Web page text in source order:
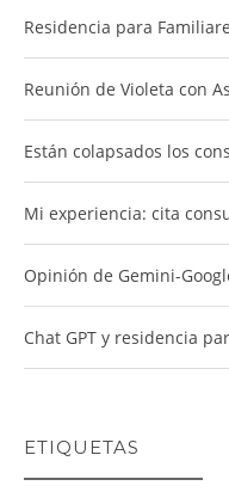
Residencia para
Reunión de Violeta con
Están colapsados los
Mi experiencia: cita
Opinión de Gemini-
Chat GPT y residencia
ETIQUETAS